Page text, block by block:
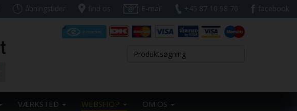
åbningstider find os E-mail +45 87 10 98 70 facebook
VÆRKSTED WEBSHOP OM OS